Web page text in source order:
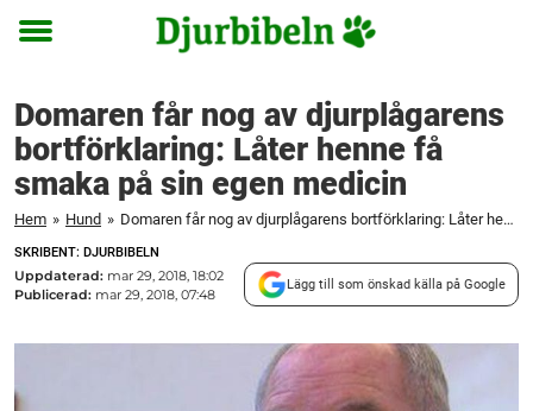
Toggle
Domaren får nog av djurplågarens
bortförklaring: Låter henne få
smaka på sin egen medicin
Hem » Hund » Domaren får nog av djurplågarens bortförklaring: Låter henne få smaka på sin egen medicin
SKRIBENT: DJURBIBELN
Uppdaterad: mar 29, 2018, 18:02
Publicerad: mar 29, 2018, 07:48
Lägg till som önskad källa på Google